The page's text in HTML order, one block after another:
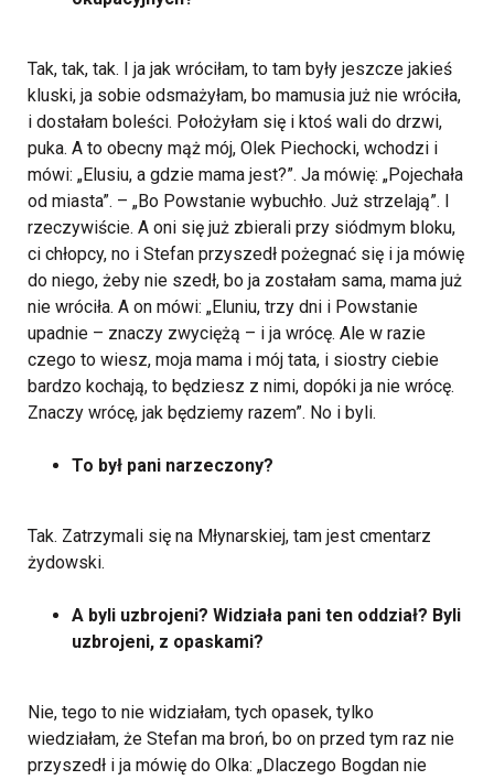
Tak, tak, tak. I ja jak wróciłam, to tam były jeszcze jakieś
kluski, ja sobie odsmażyłam, bo mamusia już nie wróciła,
i dostałam boleści. Położyłam się i ktoś wali do drzwi,
puka. A to obecny mąż mój, Olek Piechocki, wchodzi i
mówi: „Elusiu, a gdzie mama jest?”. Ja mówię: „Pojechała
od miasta”. – „Bo Powstanie wybuchło. Już strzelają”. I
rzeczywiście. A oni się już zbierali przy siódmym bloku,
ci chłopcy, no i Stefan przyszedł pożegnać się i ja mówię
do niego, żeby nie szedł, bo ja zostałam sama, mama już
nie wróciła. A on mówi: „Eluniu, trzy dni i Powstanie
upadnie – znaczy zwyciężą – i ja wrócę. Ale w razie
czego to wiesz, moja mama i mój tata, i siostry ciebie
bardzo kochają, to będziesz z nimi, dopóki ja nie wrócę.
Znaczy wrócę, jak będziemy razem”. No i byli.
To był pani narzeczony?
Tak. Zatrzymali się na Młynarskiej, tam jest cmentarz
żydowski.
A byli uzbrojeni? Widziała pani ten oddział? Byli
uzbrojeni, z opaskami?
Nie, tego to nie widziałam, tych opasek, tylko
wiedziałam, że Stefan ma broń, bo on przed tym raz nie
przyszedł i ja mówię do Olka: „Dlaczego Bogdan nie